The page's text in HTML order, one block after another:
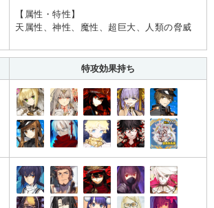
【属性・特性】
天属性、神性、魔性、超巨大、人類の脅威
特攻効果持ち